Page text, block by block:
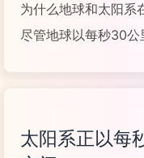
为什么地球和太阳系
尽管地球以每秒30
的。
太阳系正以每